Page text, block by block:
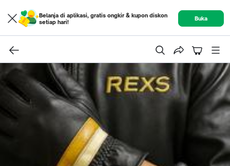
Belanja di aplikasi, gratis ongkir & kupon diskon
setiap hari!
Buka